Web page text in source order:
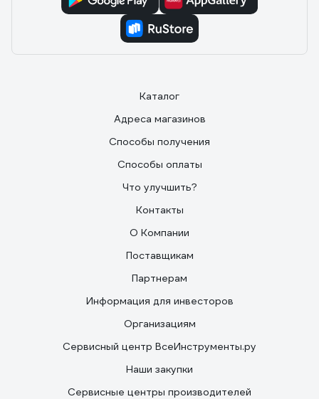
Каталог
Адреса магазинов
Способы получения
Способы оплаты
Что улучшить?
Контакты
О Компании
Поставщикам
Партнерам
Информация для инвесторов
Организациям
Сервисный центр ВсеИнструменты.ру
Наши закупки
Сервисные центры производителей